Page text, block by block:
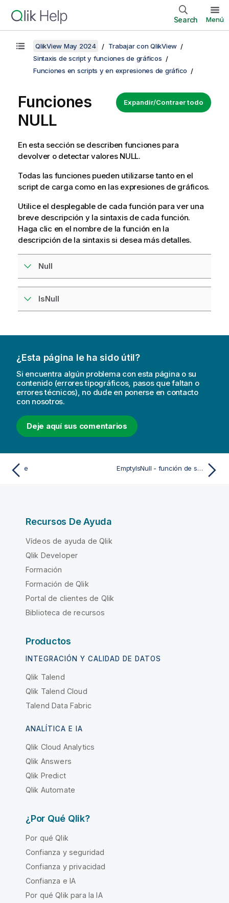
Search Menú
QlikView May 2024
Trabajar con QlikView
Sintaxis de script y funciones de gráficos
Funciones en scripts y en expresiones de gráfico
Expandir/Contraer todo
Funciones
NULL
En esta sección se describen funciones para
devolver o detectar valores NULL.
Todas las funciones pueden utilizarse tanto en el
script de carga como en las expresiones de gráficos.
Utilice el desplegable de cada función para ver una
breve descripción y la sintaxis de cada función.
Haga clic en el nombre de la función en la
descripción de la sintaxis si desea más detalles.
Null
IsNull
¿Esta página le ha sido útil?
Si encuentra algún problema con esta página o su
contenido (errores tipográficos, pasos que faltan o
errores técnicos), no dude en ponerse en contacto
con nosotros.
Deje aquí sus comentarios
e EmptyIsNull - función de script y de gráfico
Recursos De Ayuda
Vídeos de ayuda de Qlik
Qlik Developer
Formación
Formación de Qlik
Portal de clientes de Qlik
Biblioteca de recursos
Productos
INTEGRACIÓN Y CALIDAD DE DATOS
Qlik Talend
Qlik Talend Cloud
Talend Data Fabric
ANALÍTICA E IA
Qlik Cloud Analytics
Qlik Answers
Qlik Predict
Qlik Automate
¿Por Qué Qlik?
Por qué Qlik
Confianza y seguridad
Confianza y privacidad
Confianza e IA
Por qué Qlik para la IA